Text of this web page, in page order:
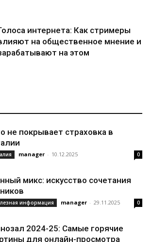
интернета: Как стримеры
на общественное мнение и
на этом
не покрывает страховка в
manager - 10.12.2025 0
микс: искусство сочетания
информация manager - 29.11.2025 0
2024-25: Самые горячие
для онлайн-просмотра